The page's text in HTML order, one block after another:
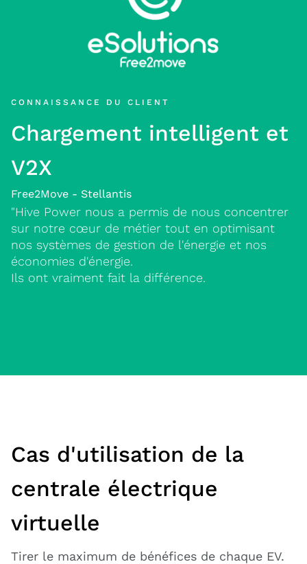
CONNAISSANCE DU CLIENT
Chargement intelligent et
V2X
Free2Move - Stellantis
"Hive Power nous a permis de nous concentrer
sur notre cœur de métier tout en optimisant
nos systèmes de gestion de l'énergie et nos
économies d'énergie.
Ils ont vraiment fait la différence.
Cas d'utilisation de la
centrale électrique
virtuelle
Tirer le maximum de bénéfices de chaque EV.